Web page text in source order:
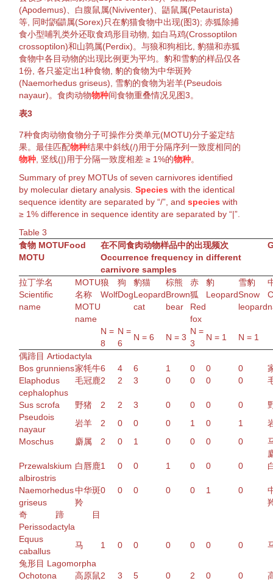
(Apodemus)、白腹鼠属(Niviventer)、鼯鼠属(Petaurista)
等, 同时鼩鼱属(Sorex)只在豹猫食物中出现(图3); 赤狐 除捕
食小型哺乳类外还取食鸡形目动物 , 如白马鸡(Crossoptilon
crossoptilon)和山鹑属(Perdix)。与狼和狗相比, 豹猫和赤狐
食物中各目动物的出现比例更为平均。豹和雪豹的样品仅各
1份, 各只鉴定出1种食物, 豹的食物为中华斑羚
(Naemorhedus griseus), 雪豹的食物为岩羊(Pseudois
nayaur)。 食肉动物物种间食物重叠情况见图3。
表3
7种食肉动物食物分子可操作分类单元(MOTU)分子鉴定结
果。最佳匹配物种结果中斜线(/)用于分隔序列一致度相同的
物种 , 竖线(|)用于分隔一致度相差 ≥ 1%的物种。
Summary of prey MOTUs of seven carnivores identified
by molecular dietary analysis. Species with the identical
sequence identity are separated by “/”, and species with
≥ 1% difference in sequence identity are separated by “|”.
Table 3
食物 MOTUFood
MOTU
在不同食肉动物样品中的出现频次
Occurrence frequency in different
carnivore samples
拉丁学名
Scientific
name
MOTU
名称
MOTU
name
狼
Wolf
狗
Dog
豹猫
Leopard
cat
棕熊
Brown
bear
赤
狐
Red
fox
豹
Leopard
雪豹
Snow
leopard
N =
8
N =
6
N = 6 N = 3
N =
3
N = 1 N = 1
偶蹄目 Artiodactyla
Bos grunniens家牦牛6 4 6 1 0 0 0
Elaphodus
cephalophus
毛冠鹿2 2 3 0 0 0 0
Sus scrofa 野猪 2 2 3 0 0 0 0
Pseudois
nayaur
岩羊 2 0 0 0 1 0 1
Moschus
麝属 2 0 1 0 0 0 0
Przewalskium
albirostris
白唇鹿1 0 0 1 0 0 0
Naemorhedus
griseus
中华斑
羚
0 0 0 0 0 1 0
奇蹄目
Perissodactyla
Equus
caballus
马 1 0 0 0 0 0 0
兔形目 Lagomorpha
Ochotona
高原鼠2 3 5 0 2 0 0